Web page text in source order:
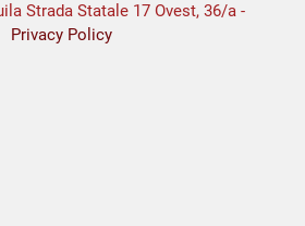
Strada Statale 17 Ovest, 36/a -
Privacy Policy